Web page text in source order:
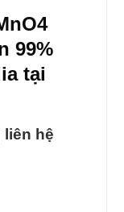
99%
tại
liên hệ